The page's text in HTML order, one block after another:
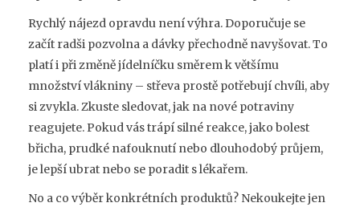
Rychlý nájezd opravdu není výhra. Doporučuje se
začít radši pozvolna a dávky přechodně navyšovat. To
platí i při změně jídelníčku směrem k většímu
množství vlákniny – střeva prostě potřebují chvíli, aby
si zvykla. Zkuste sledovat, jak na nové potraviny
reagujete. Pokud vás trápí silné reakce, jako bolest
břicha, prudké nafouknutí nebo dlouhodobý průjem,
je lepší ubrat nebo se poradit s lékařem.
No a co výběr konkrétních produktů? Nekoukejte jen